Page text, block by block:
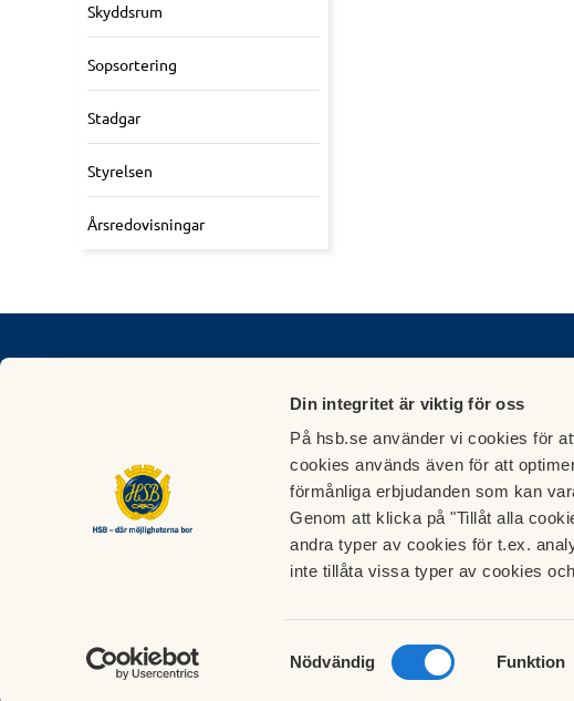
Din integritet är viktig för oss
På hsb.se använder vi cookies för
cookies används även för att
förmånliga erbjudanden som kan
Genom att klicka på "Tillåt alla
andra typer av cookies för t.ex.
inte tillåta vissa typer av cookies
Samtyckesval
Nödvändig Funktion
Skyddsrum
Sopsortering
Stadgar
Styrelsen
Årsredovisningar
Gösta Berlings gata 22 (Styrelseexpedition)
Medlemsträffar ojämna tisdagar kl 1800 - 1900
styrelsen@hsbbackadalen.se
HSB Felanmälan
: 010-442 24 24
: 010-442 20 00
Postadress
HSB brf
Gösta Berlings
422 48 Hisings